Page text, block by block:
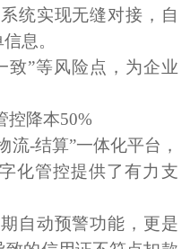
统实现无缝对接，自
息。
致”等风险点，为企业
控降本50%
流-结算”一体化平台，
化管控提供了有力支
自动预警功能，更是